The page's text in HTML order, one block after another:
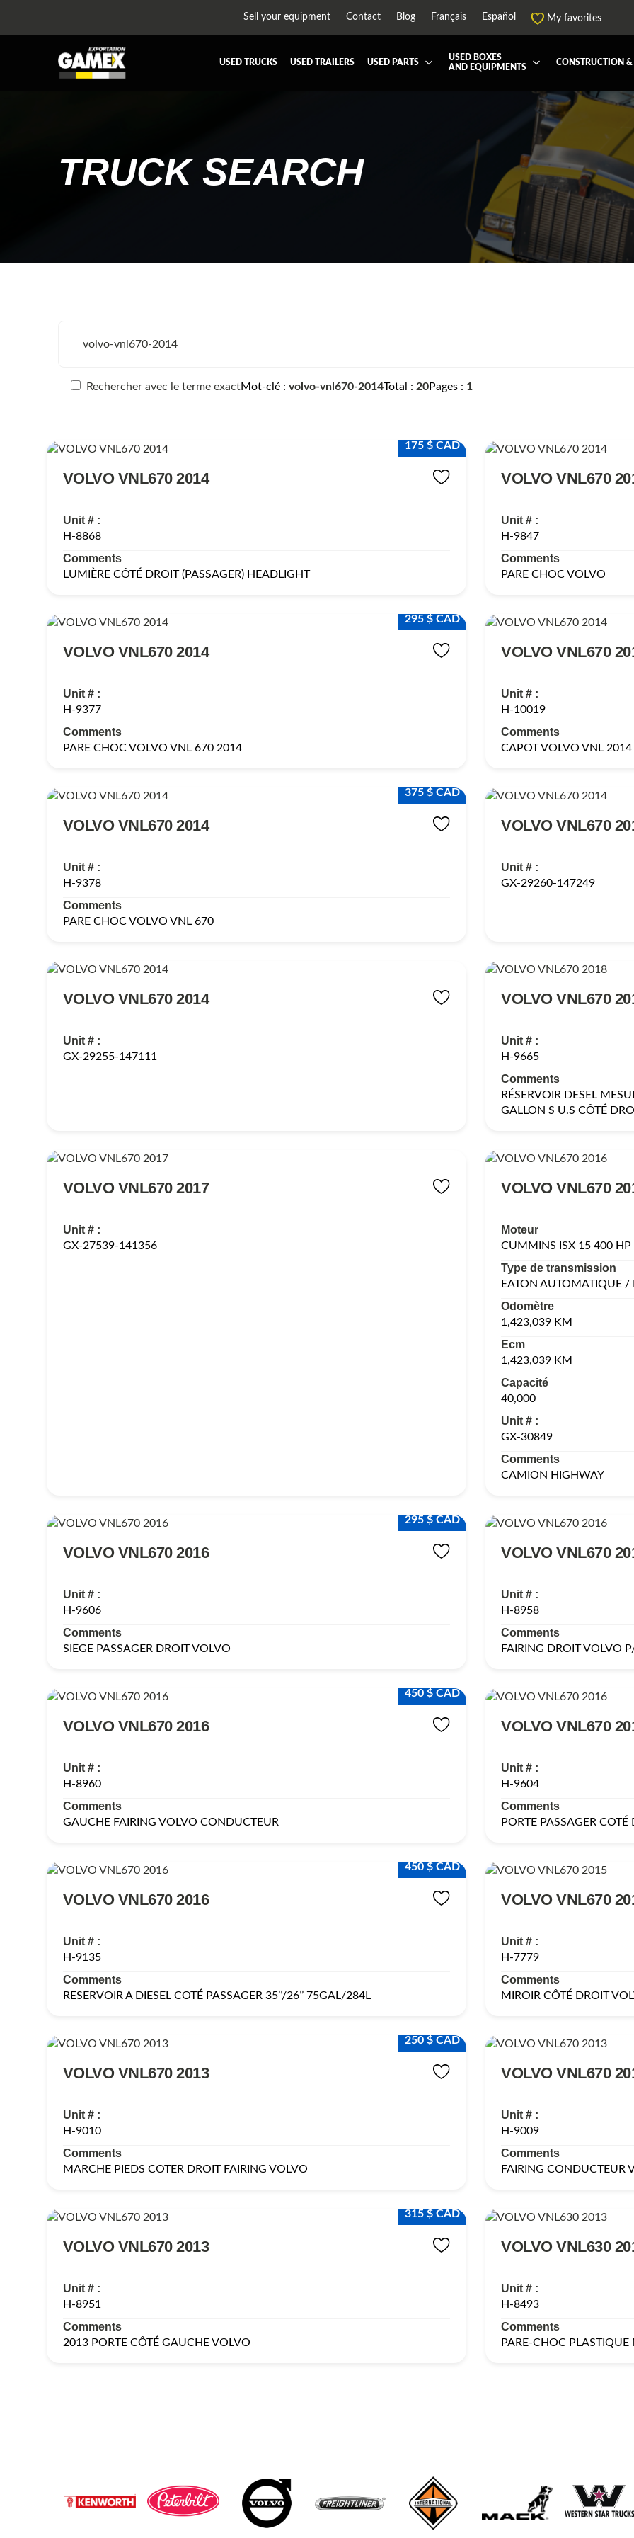
Sell your equipment Contact Blog Français Español My favorites
USED TRUCKS USED TRAILERS USED PARTS
BATTERY AND TOOL BOX
CABS AND CAB PARTS
ENGINES AND ENGINE PARTS
EQUIPEMENT EXHAUST-PIPE FAIRING/FENDERS
HOOD AND PARTS
REEFER UNIT
TRANSFER-CASE
USED BOXES
AND EQUIPMENTS
HARVEST AND AGRICULTURAL
CONSTRUCTION &
TRUCK SEARCH
Rechercher avec le terme exactMot-clé volvo-vnl670-2014Total 20Pages 1
175 $ CAD
VOLVO VNL670 2014
Unit # :
H-8868
Comments
LUMIÈRE CÔTÉ DROIT (PASSAGER) HEADLIGHT
VOLVO VNL670
Unit # :
H-9847
Comments
PARE CHOC VOLVO
295 $ CAD
VOLVO VNL670 2014
Unit # :
H-9377
Comments
PARE CHOC VOLVO VNL 670 2014
VOLVO VNL670
Unit # :
H-10019
Comments
CAPOT VOLVO VNL 2014
375 $ CAD
VOLVO VNL670 2014
Unit # :
H-9378
Comments
PARE CHOC VOLVO VNL 670
VOLVO VNL670
Unit # :
GX-29260-147249
VOLVO VNL670 2014
Unit # :
GX-29255-147111
VOLVO VNL670
Unit # :
H-9665
Comments
RÉSERVOIR DESEL
GALLON S U.S CÔTÉ
VOLVO VNL670 2017
Unit # :
GX-27539-141356
VOLVO VNL670
Moteur
CUMMINS ISX 15 400 HP
Type de transmission
EATON AUTOMATIQUE
Odomètre
1,423,039 KM
Ecm
1,423,039 KM
Capacité
40,000
Unit # :
GX-30849
Comments
CAMION HIGHWAY
295 $ CAD
VOLVO VNL670 2016
Unit # :
H-9606
Comments
SIEGE PASSAGER DROIT VOLVO
VOLVO VNL670
Unit # :
H-8958
Comments
FAIRING DROIT VOLVO
450 $ CAD
VOLVO VNL670 2016
Unit # :
H-8960
Comments
GAUCHE FAIRING VOLVO CONDUCTEUR
VOLVO VNL670
Unit # :
H-9604
Comments
PORTE PASSAGER
450 $ CAD
VOLVO VNL670 2016
Unit # :
H-9135
Comments
RESERVOIR A DIESEL COTÉ PASSAGER 35’’/26’’ 75GAL/284L
VOLVO VNL670
Unit # :
H-7779
Comments
MIROIR CÔTÉ DROIT
250 $ CAD
VOLVO VNL670 2013
Unit # :
H-9010
Comments
MARCHE PIEDS COTER DROIT FAIRING VOLVO
VOLVO VNL670
Unit # :
H-9009
Comments
FAIRING CONDUCTEUR
315 $ CAD
VOLVO VNL670 2013
Unit # :
H-8951
Comments
2013 PORTE CÔTÉ GAUCHE VOLVO
VOLVO VNL630
Unit # :
H-8493
Comments
PARE-CHOC